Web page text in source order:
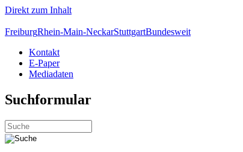
Direkt zum Inhalt
FreiburgRhein-Main-NeckarStuttgartBundesweit
Kontakt
E-Paper
Mediadaten
Suchformular